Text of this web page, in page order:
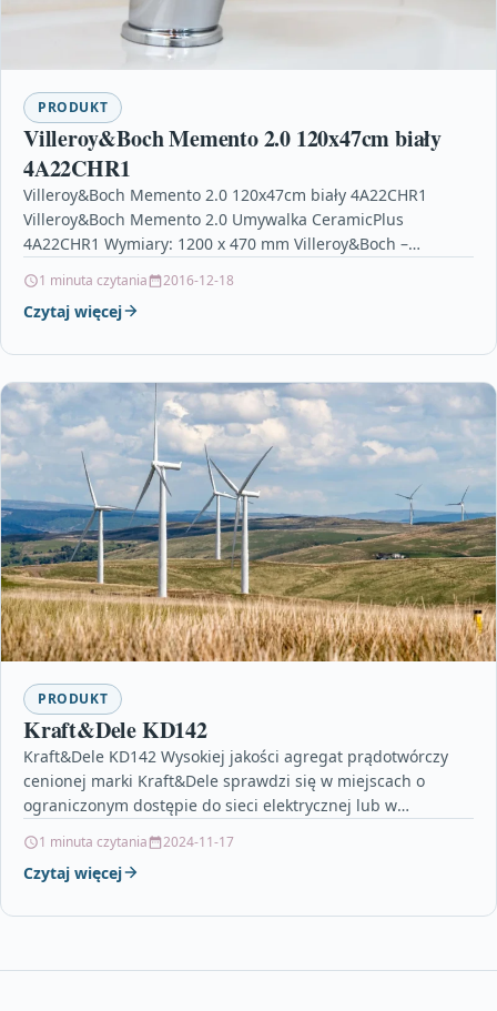
PRODUKT
Villeroy&Boch Memento 2.0 120x47cm biały
4A22CHR1
Villeroy&Boch Memento 2.0 120x47cm biały 4A22CHR1
Villeroy&Boch Memento 2.0 Umywalka CeramicPlus
4A22CHR1 Wymiary: 1200 x 470 mm Villeroy&Boch –
1 minuta czytania 2016-12-18
Czytaj więcej
PRODUKT
Kraft&Dele KD142
Kraft&Dele KD142 Wysokiej jakości agregat prądotwórczy
cenionej marki Kraft&Dele sprawdzi się w miejscach o
ograniczonym dostępie do sieci elektrycznej lub w
1 minuta czytania 2024-11-17
Czytaj więcej